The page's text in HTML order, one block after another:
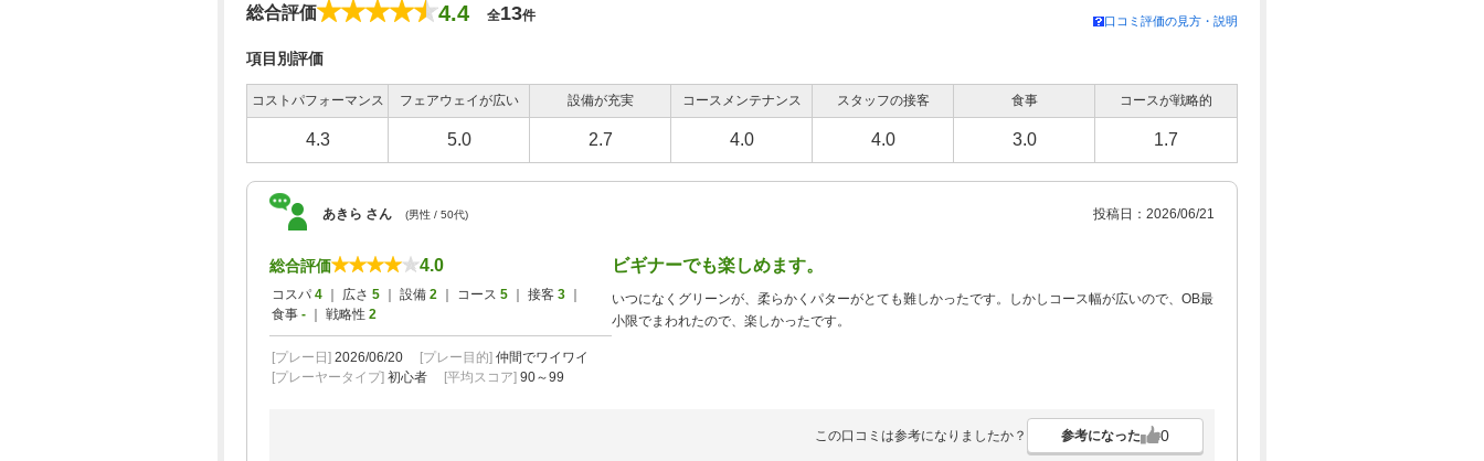
総合評価 4.4 全13件 口コミ評価の見方・説明
項目別評価
コストパフォーマンス フェアウェイが広い 設備が充実 コースメンテナンス スタッフの接客 食事 コースが戦略的
4.3 5.0 2.7 4.0 4.0 3.0 1.7
あきら さん (男性 / 50代) 投稿日：2026/06/21
総合評価 4.0
コスパ 4 ｜ 広さ 5 ｜ 設備 2 ｜ コース 5 ｜ 接客 3
食事 - ｜ 戦略性 2
[プレー日] 2026/06/20 [プレー目的] 仲間でワイワイ
[プレーヤータイプ] 初心者 [平均スコア] 90～99
ビギナーでも楽しめます。
いつになくグリーンが、柔らかくパターがとても難しかったです。しかしコース幅が広いので、OB最
小限でまわれたので、楽しかったです。
この口コミは参考になりましたか？ 参考になった 0